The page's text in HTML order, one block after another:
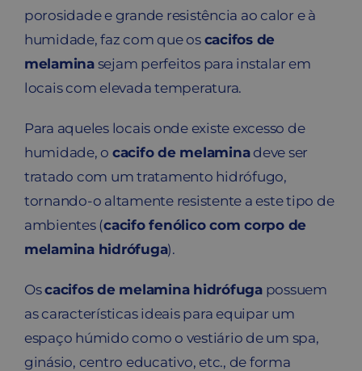
porosidade e grande resistência ao calor e à
humidade, faz com que os cacifos de
melaminasejam perfeitos para instalar em
locais com elevada temperatura.
Para aqueles locais onde existe excesso de
humidade, o cacifo de melaminadeve ser
tratado com um tratamento hidrófugo,
tornando-o altamente resistente a este tipo de
ambientes (cacifo fenólico com corpo de
melamina hidrófuga).
Oscacifos de melamina hidrófugapossuem
as características ideais para equipar um
espaço húmido como o vestiário de um spa,
ginásio, centro educativo, etc., de forma